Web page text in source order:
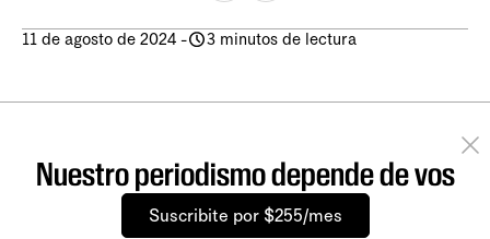
11 de agosto de 2024 - 3 minutos de lectura
Nuestro periodismo depende de vos
Suscribite por $255/mes